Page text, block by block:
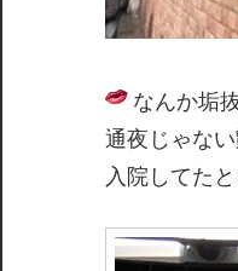
なんか垢
通夜じゃない
入院してた